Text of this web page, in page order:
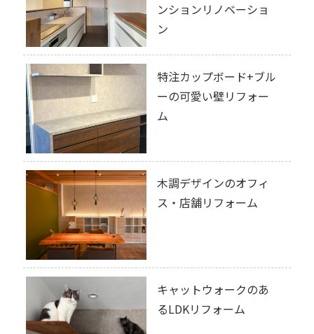
ンションリノベーショ
ン
特注カップボード+ブル
ーの可愛い壁リフォー
ム
木調デザインのオフィ
ス・店舗リフォーム
キャットウォークのあ
るLDKリフォーム